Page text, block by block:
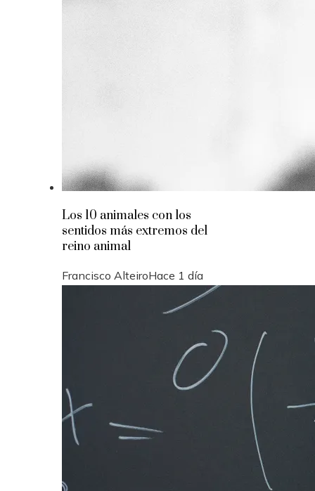
Los 10 animales con los
sentidos más extremos del
reino animal
Francisco AlteiroHace 1 día